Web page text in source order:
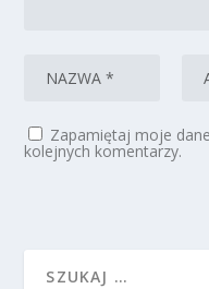
Zapamiętaj moje
kolejnych komentarzy.